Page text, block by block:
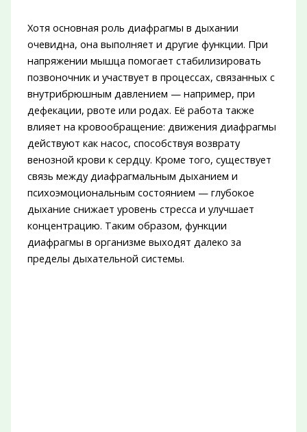
Хотя основная роль диафрагмы в дыхании
очевидна, она выполняет и другие функции. При
напряжении мышца помогает стабилизировать
позвоночник и участвует в процессах, связанных с
внутрибрюшным давлением — например, при
дефекации, рвоте или родах. Её работа также
влияет на кровообращение: движения диафрагмы
действуют как насос, способствуя возврату
венозной крови к сердцу. Кроме того, существует
связь между диафрагмальным дыханием и
психоэмоциональным состоянием — глубокое
дыхание снижает уровень стресса и улучшает
концентрацию. Таким образом, функции
диафрагмы в организме выходят далеко за
пределы дыхательной системы.